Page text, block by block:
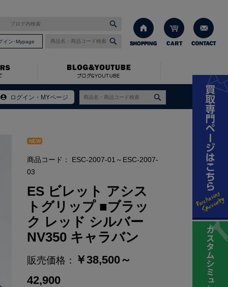
イン･Mypage
ログイン・MYページ
NEW
商品コード：
ESC-2007-01～ESC-2007-
03
ES ビレット アシス
トグリップ ■ブラッ
ク レッド シルバー
NV350 キャラバン
販売価格： ￥38,500～
42,900